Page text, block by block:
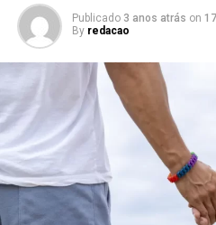
Publicado 3 anos atrás on
By redacao